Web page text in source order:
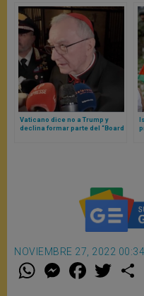
Vaticano dice no a Trump y
declina formar parte del “Board
NOVIEMBRE 27, 2022 00:34
W M
e
F
a w